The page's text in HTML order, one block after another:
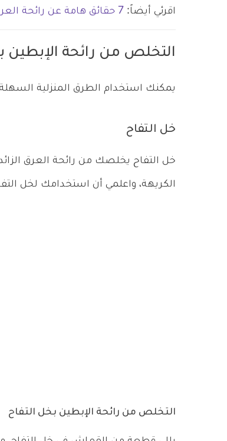
اقرئي أيضاً: 7 حقائق هامة عن رائحة العرق
التخلص من رائحة الإبطين
يمكنك استخدام الطرق المنزلية
خل التفاح
خل التفاح يخلصك من رائحة العرق
الكريهة، واعلمي أن استخدامك لخل
التخلص من رائحة الإبطين بخل التفاح